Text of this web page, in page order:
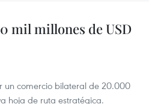
mil millones de USD
un comercio bilateral de 20.000
hoja de ruta estratégica.